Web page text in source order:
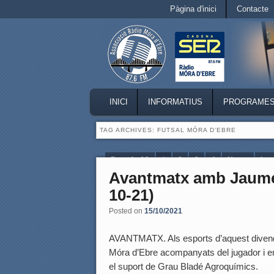
Pàgina d'inici Contacte
MAIN MENU
SKIP TO PRIMARY CONTENT
SKIP TO SECONDARY CONTENT
INICI INFORMATIUS PROGRAMES
TAG ARCHIVES: FUTSAL MÓRA D’EBRE
Page 1 of 9 1 2 3 4 Next ›
Avantmatx amb
10-21)
Posted on 15/10/2021
AVANTMATX. Als esports d’aquest
Móra d’Ebre acompanyats del jugador i
el suport de Grau Bladé Agroquímics.